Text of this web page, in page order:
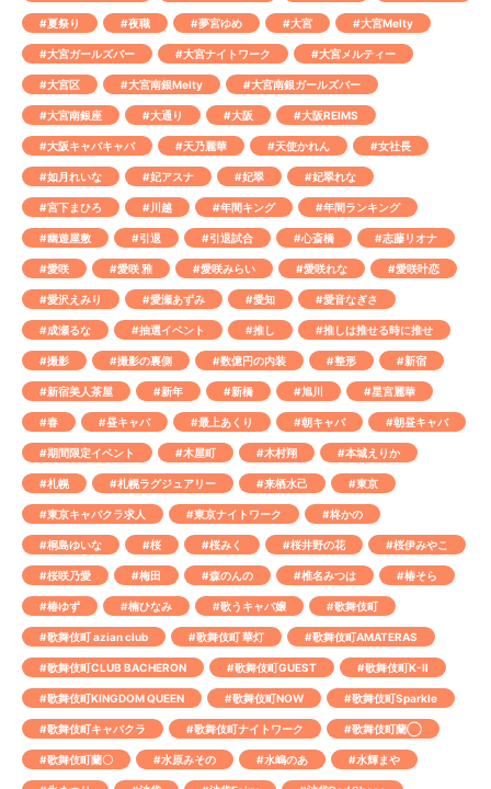
#夏祭り #夜職 #夢宮ゆめ #大宮 #大宮Melty
#大宮ガールズバー #大宮ナイトワーク #大宮メルティー
#大宮区 #大宮南銀Melty #大宮南銀ガールズバー
#大宮南銀座 #大通り #大阪 #大阪REIMS
#大阪キャバキャバ #天乃麗華 #天使かれん #女社長
#如月れいな #妃アスナ #妃翠 #妃翠れな
#宮下まひろ #川越 #年間キング #年間ランキング
#幽遊屋敷 #引退 #引退試合 #心斎橋 #志藤リオナ
#愛咲 #愛咲 雅 #愛咲みらい #愛咲れな #愛咲叶恋
#愛沢えみり #愛瀬あずみ #愛知 #愛音なぎさ
#成瀬るな #抽選イベント #推し #推しは推せる時に推せ
#撮影 #撮影の裏側 #数億円の内装 #整形 #新宿
#新宿美人茶屋 #新年 #新橋 #旭川 #星宮麗華
#春 #昼キャバ #最上あくり #朝キャバ #朝昼キャバ
#期間限定イベント #木屋町 #木村翔 #本城えりか
#札幌 #札幌ラグジュアリー #来栖水己 #東京
#東京キャバクラ求人 #東京ナイトワーク #柊かの
#桐島ゆいな #桜 #桜みく #桜井野の花 #桜伊みやこ
#桜咲乃愛 #梅田 #森のんの #椎名みつは #椿そら
#椿ゆず #楠ひなみ #歌うキャバ嬢 #歌舞伎町
#歌舞伎町 azian club #歌舞伎町 華灯 #歌舞伎町AMATERAS
#歌舞伎町CLUB BACHERON #歌舞伎町GUEST #歌舞伎町K-Ⅱ
#歌舞伎町KINGDOM QUEEN #歌舞伎町NOW #歌舞伎町Sparkle
#歌舞伎町キャバクラ #歌舞伎町ナイトワーク #歌舞伎町蘭◯
#歌舞伎町蘭〇 #水原みその #水嶋のあ #水輝まや